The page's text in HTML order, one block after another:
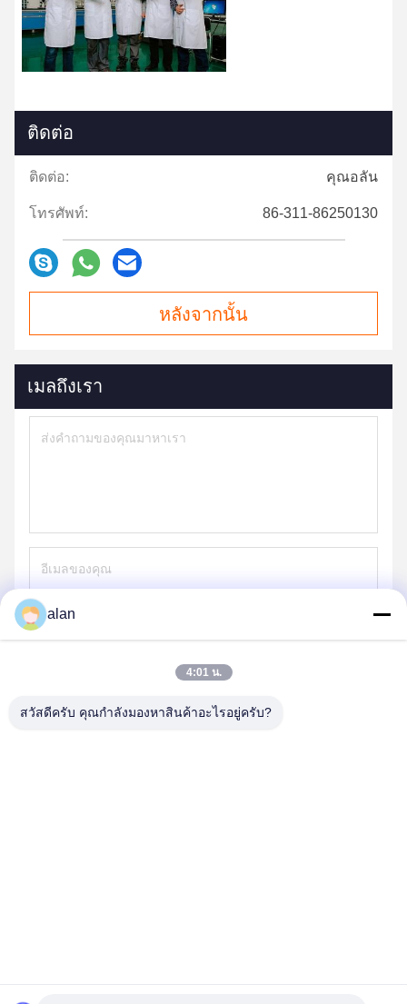
ติดต่อ
ติดต่อ: คุณอลัน
โทรศัพท์: 86-311-86250130
หลังจากนั้น
เมลถึงเรา
alan
4:01 น.
สวัสดีครับ คุณกำลังมองหาสินค้าอะไรอยู่ครับ?